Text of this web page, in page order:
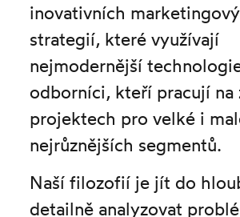
inovativních
strategií, které využívají
nejmodernější
odborníci, kteří pracují na
projektech pro velké i
nejrůznějších segmentů.
Naší filozofií je jít do
detailně analyzovat